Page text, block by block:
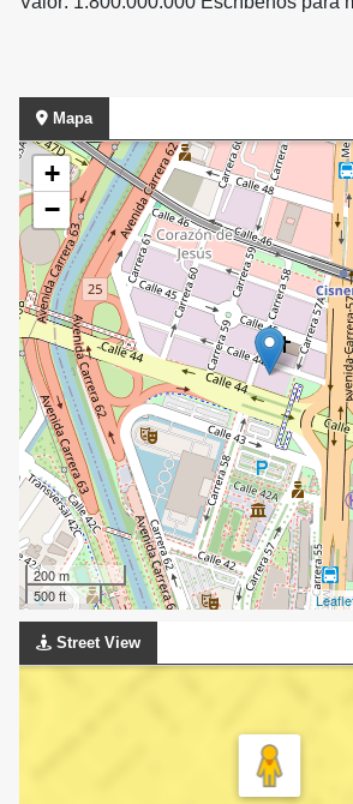
Mapa
+
−
200 m
500 ft
Street View